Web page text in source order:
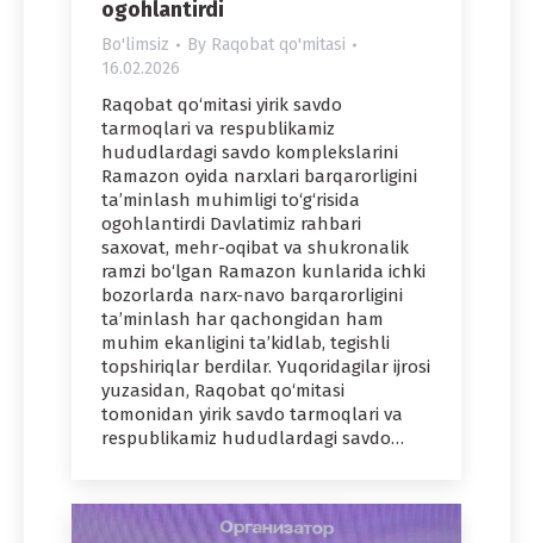
ogohlantirdi
Bo'limsiz By Raqobat qo'mitasi
16.02.2026
Raqobat qo‘mitasi yirik savdo
tarmoqlari va respublikamiz
hududlardagi savdo komplekslarini
Ramazon oyida narxlari barqarorligini
ta’minlash muhimligi to‘g‘risida
ogohlantirdi Davlatimiz rahbari
saxovat, mehr-oqibat va shukronalik
ramzi bo‘lgan Ramazon kunlarida ichki
bozorlarda narx-navo barqarorligini
ta’minlash har qachongidan ham
muhim ekanligini ta’kidlab, tegishli
topshiriqlar berdilar. Yuqoridagilar ijrosi
yuzasidan, Raqobat qo‘mitasi
tomonidan yirik savdo tarmoqlari va
respublikamiz hududlardagi savdo…